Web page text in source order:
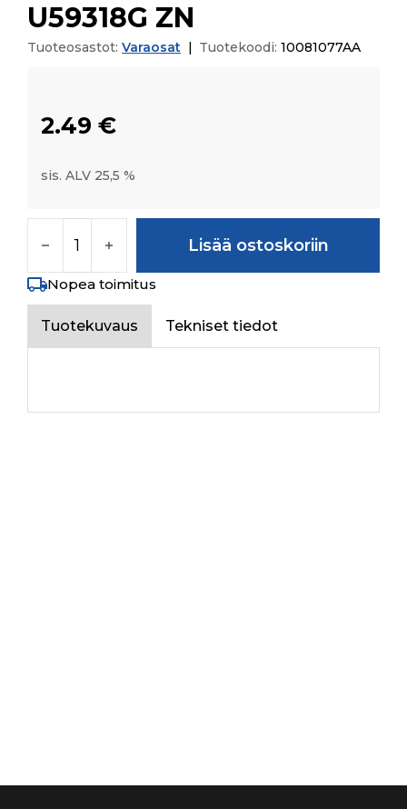
U59318G ZN
Tuoteosastot: Varaosat Tuotekoodi: 10081077AA
2.49 €
sis. ALV 25,5 %
Lisää ostoskoriin
Nopea toimitus
Tuotekuvaus Tekniset tiedot